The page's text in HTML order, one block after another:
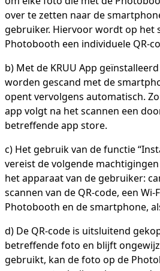
over te zetten naar de
gebruiker. Hiervoor wordt op het
Photobooth een individuele QR-
b) Met de KRUU App
worden gescand met de
opent vervolgens automatisch.
app volgt na het scannen een
betreffende app store.
c) Het gebruik van de functie
vereist de volgende
het apparaat van de gebruiker:
scannen van de QR-code, een
Photobooth en de smartphone,
d) De QR-code is uitsluitend
betreffende foto en blijft
gebruikt, kan de foto op de